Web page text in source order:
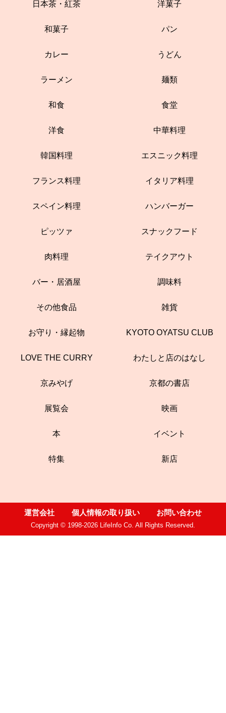
日本茶・紅茶 洋菓子
和菓子 パン
カレー うどん
ラーメン 麺類
和食 食堂
洋食 中華料理
韓国料理 エスニック料理
フランス料理 イタリア料理
スペイン料理 ハンバーガー
ピッツァ スナックフード
肉料理 テイクアウト
バー・居酒屋 調味料
その他食品 雑貨
お守り・縁起物 KYOTO OYATSU CLUB
LOVE THE CURRY わたしと店のはなし
京みやげ 京都の書店
展覧会 映画
本 イベント
特集 新店
運営会社 個人情報の取り扱い お問い合わせ
Copyright © 1998-2026 LifeInfo Co. All Rights Reserved.